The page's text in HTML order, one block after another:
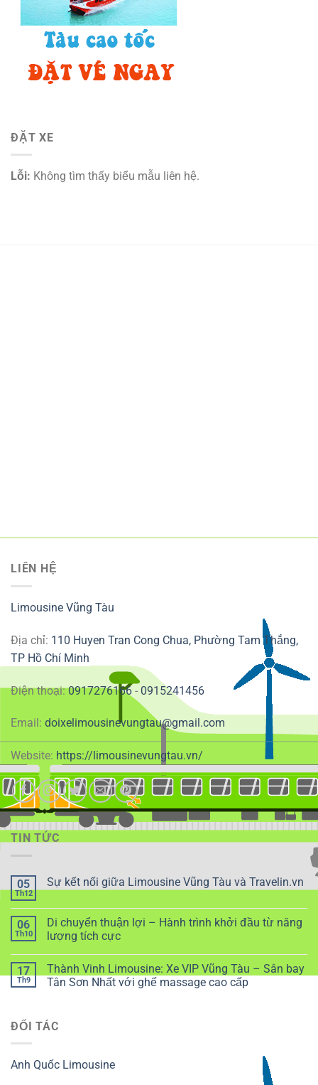
ĐẶT XE
Lỗi: Không tìm thấy biểu mẫu liên hệ.
LIÊN HỆ
Limousine Vũng Tàu
Địa chỉ: 110 Huyen Tran Cong Chua, Phường Tam Thắng,
TP Hồ Chí Minh
Điện thoại:0917276166 - 0915241456
Email: doixelimousinevungtau@gmail.com
Website: https://limousinevungtau.vn/
TIN TỨC
05
Th12
Sự kết nối giữa Limousine Vũng Tàu và Travelin.vn
06
Th10
Di chuyển thuận lợi – Hành trình khởi đầu từ năng
lượng tích cực
17
Th9
Thành Vinh Limousine: Xe VIP Vũng Tàu – Sân bay
Tân Sơn Nhất với ghế massage cao cấp
ĐỐI TÁC
Anh Quốc Limousine